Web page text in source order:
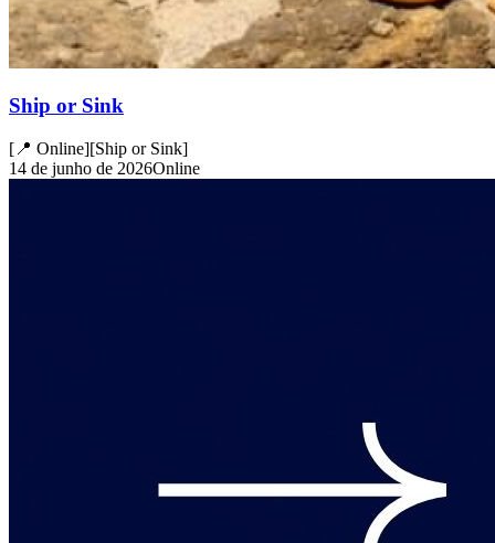
Ship or Sink
[ 📍 Online][Ship or Sink]
14 de junho de 2026Online